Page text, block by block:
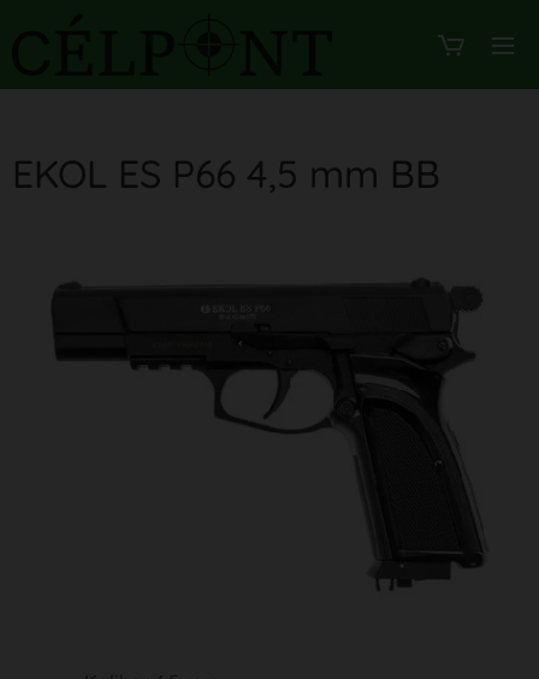
EKOL ES P66 4,5 mm BB